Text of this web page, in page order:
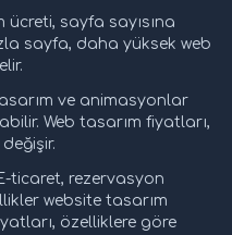
ücreti, sayfa sayısına
sayfa, daha yüksek web
ve animasyonlar
Web tasarım fiyatları,
ticaret, rezervasyon
website tasarım
özelliklere göre